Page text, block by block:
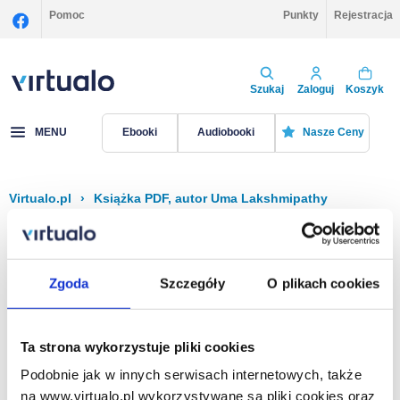
Zgoda Szczegóły O plikach cookies
Ta strona wykorzystuje pliki cookies
Podobnie jak w innych serwisach internetowych, także
na www.virtualo.pl wykorzystywane są pliki cookies oraz
Pomoc Punkty Rejestracja
Szukaj Zaloguj Koszyk
MENU Ebooki Audiobooki Nasze Ceny
Virtualo.pl › Książka PDF, autor Uma Lakshmipathy
Filtruj Sortuj
Na stronie